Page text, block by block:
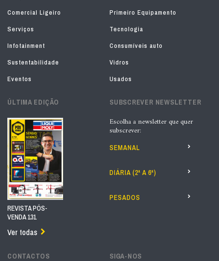
Comercial Ligeiro
Primeiro Equipamento
Serviços
Tecnologia
Infotainment
Consumíveis auto
Sustentabilidade
Vidros
Eventos
Usados
ÚLTIMA EDIÇÃO
REVISTA PÓS-
VENDA 131
Ver todas
SUBSCREVER NEWSLETTER
Escolha a newsletter que quer
subscrever:
SEMANAL
DIÁRIA (2ª A 6ª)
PESADOS
CONTACTOS SIGA-NOS